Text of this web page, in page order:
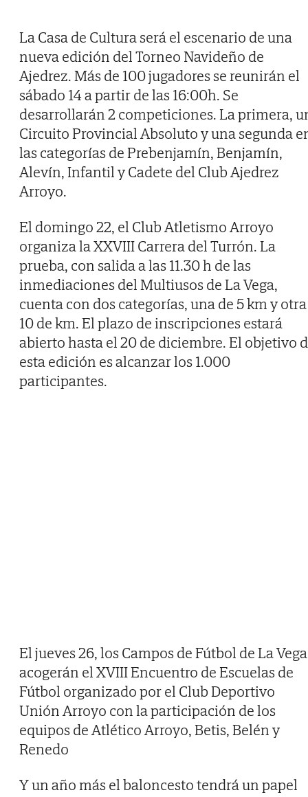
La Casa de Cultura será el escenario de una
nueva edición del Torneo Navideño de
Ajedrez. Más de 100 jugadores se reunirán el
sábado 14 a partir de las 16:00h. Se
desarrollarán 2 competiciones. La primera,
Circuito Provincial Absoluto y una segunda
las categorías de Prebenjamín, Benjamín,
Alevín, Infantil y Cadete del Club Ajedrez
Arroyo.
El domingo 22, el Club Atletismo Arroyo
organiza la XXVIII Carrera del Turrón. La
prueba, con salida a las 11.30 h de las
inmediaciones del Multiusos de La Vega,
cuenta con dos categorías, una de 5 km y otra
10 de km. El plazo de inscripciones estará
abierto hasta el 20 de diciembre. El objetivo
esta edición es alcanzar los 1.000
participantes.
El jueves 26, los Campos de Fútbol de La Vega
acogerán el XVIII Encuentro de Escuelas de
Fútbol organizado por el Club Deportivo
Unión Arroyo con la participación de los
equipos de Atlético Arroyo, Betis, Belén y
Renedo
Y un año más el baloncesto tendrá un papel